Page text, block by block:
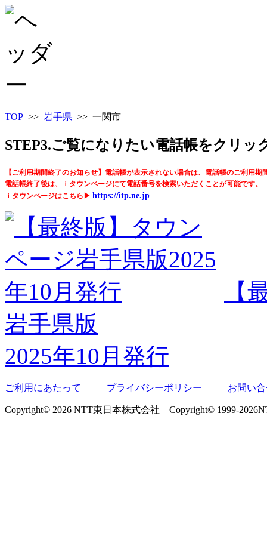
TOP >> 岩手県 >> 一関市
STEP3.ご覧になりたい電話帳をクリッ
【ご利用期間終了のお知らせ】電話帳が表示されない場合は、電話帳のご利用期
電話帳終了後は、ｉタウンページにて電話番号を検索いただくことが可能です。
ｉタウンページはこちら▶ https://itp.ne.jp
【
岩手県版
2025年10月発行
ご利用にあたって | プライバシーポリシー | お問い
Copyright© 2026 NTT東日本株式会社 Copyright© 1999-